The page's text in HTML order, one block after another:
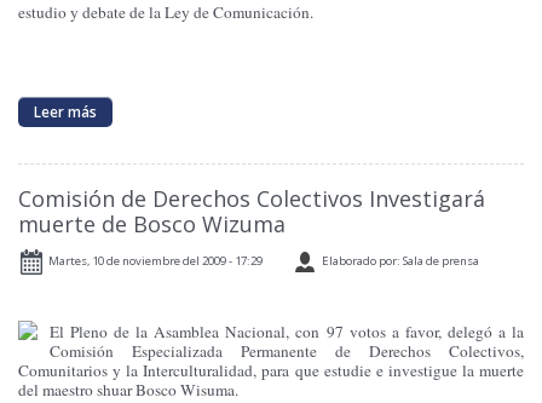
estudio y debate de la Ley de Comunicación.
Leer más
Comisión de Derechos Colectivos Investigará
muerte de Bosco Wizuma
Martes, 10 de noviembre del 2009 - 17:29 Elaborado por: Sala de prensa
El Pleno de la Asamblea Nacional, con 97 votos a favor, delegó a la
Comisión Especializada Permanente de Derechos Colectivos,
Comunitarios y la Interculturalidad, para que estudie e investigue la muerte
del maestro shuar Bosco Wisuma.